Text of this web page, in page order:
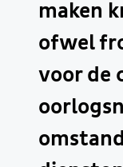
maken
ofwel
voor de